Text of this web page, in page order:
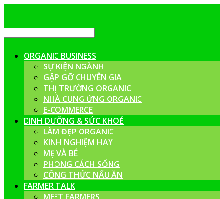
ORGANIC BUSINESS
SỰ KIỆN NGÀNH
GẶP GỠ CHUYÊN GIA
THỊ TRƯỜNG ORGANIC
NHÀ CUNG ỨNG ORGANIC
E-COMMERCE
DINH DƯỠNG & SỨC KHOẺ
LÀM ĐẸP ORGANIC
KINH NGHIỆM HAY
MẸ VÀ BÉ
PHONG CÁCH SỐNG
CÔNG THỨC NẤU ĂN
FARMER TALK
MEET FARMERS